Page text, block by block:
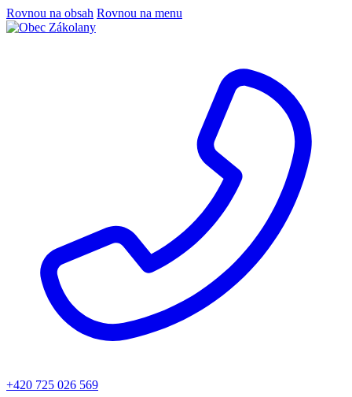
Rovnou na obsah Rovnou na menu
+420 725 026 569